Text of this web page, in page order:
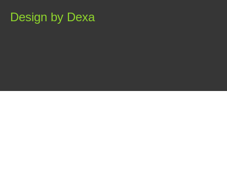
Design by Dexa